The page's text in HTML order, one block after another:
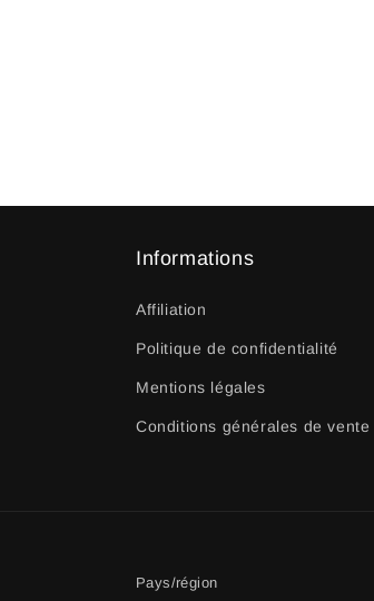
Informations
Affiliation
Politique de confidentialité
Mentions légales
Conditions générales de
Pays/région